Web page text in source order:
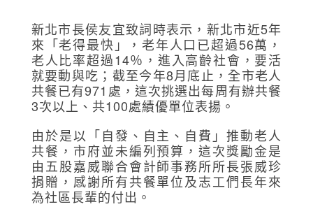
新北市長侯友宜致詞時表示，新北市近5年
來「老得最快」，老年人口已超過56萬，
老人比率超過14％，進入高齡社會，要活
就要動與吃；截至今年8月底止，全市老人
共餐已有971處，這次挑選出每周有辦共餐
3次以上、共100處績優單位表揚。
由於是以「自發、自主、自費」推動老人
共餐，市府並未編列預算，這次獎勵金是
由五股嘉威聯合會計師事務所所長張威珍
捐贈，感謝所有共餐單位及志工們長年來
為社區長輩的付出。